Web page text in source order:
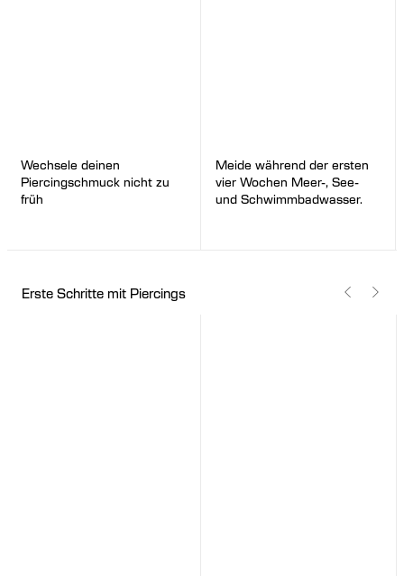
Wechsele deinen
Piercingschmuck nicht zu
früh
Meide während der ersten
vier Wochen Meer-, See-
und Schwimmbadwasser.
Erste Schritte mit Piercings